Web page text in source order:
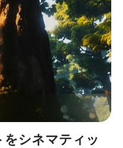
シネマティッ